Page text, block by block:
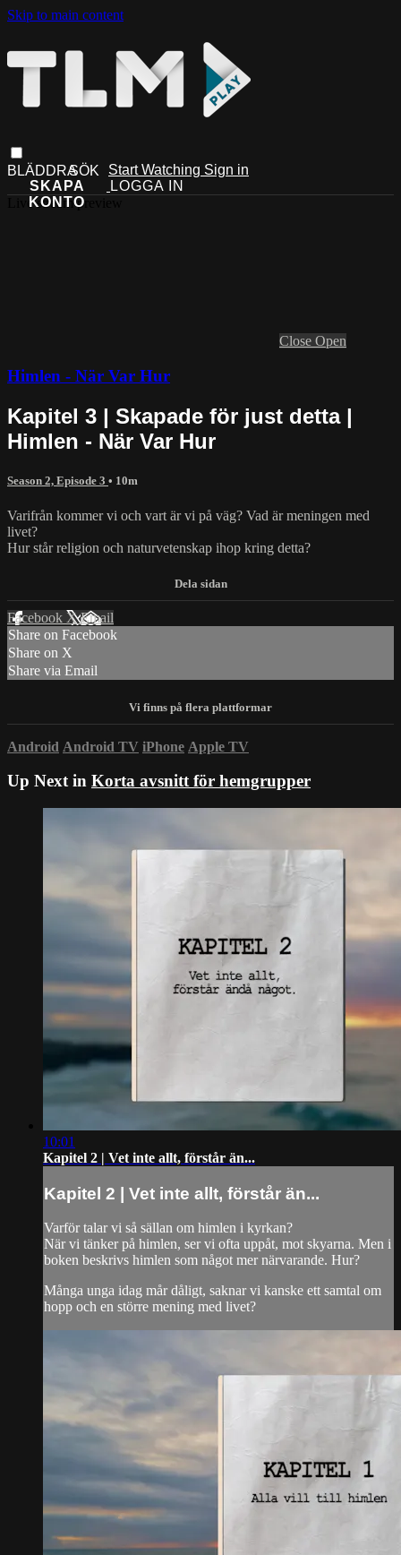
Skip to main content
Start Watching Sign in
Live stream preview
Close Open
Himlen - När Var Hur
Kapitel 3 | Skapade för just detta |
Himlen - När Var Hur
Season 2, Episode 3 • 10m
Varifrån kommer vi och vart är vi på väg? Vad är meningen med
livet?
Hur står religion och naturvetenskap ihop kring detta?
Facebook XEmail
Share on Facebook
Share on X
Share via Email
Android Android TV iPhone Apple TV
Up Next in Korta avsnitt för hemgrupper
10:01
Kapitel 2 | Vet inte allt, förstår än...
Kapitel 2 | Vet inte allt, förstår än...
Varför talar vi så sällan om himlen i kyrkan?
När vi tänker på himlen, ser vi ofta uppåt, mot skyarna. Men i
boken beskrivs himlen som något mer närvarande. Hur?
Många unga idag mår dåligt, saknar vi kanske ett samtal om
hopp och en större mening med livet?